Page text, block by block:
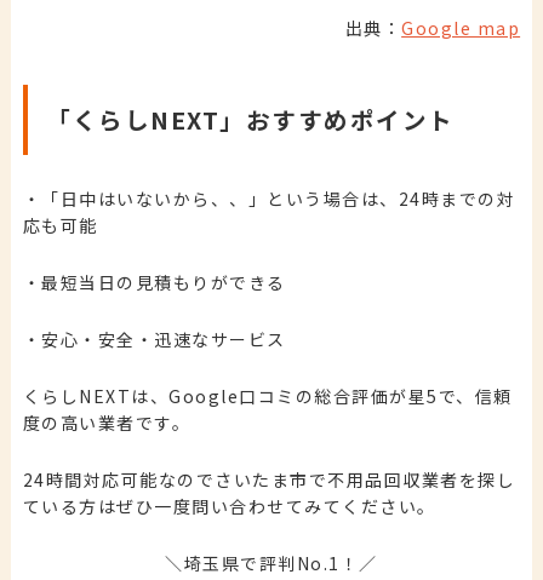
出典：Google map
「くらしNEXT」おすすめポイント
・「日中はいないから、、」という場合は、24時までの対
応も可能
・最短当日の見積もりができる
・安心・安全・迅速なサービス
くらしNEXTは、Google口コミの総合評価が星5で、信頼
度の高い業者です。
24時間対応可能なのでさいたま市で不用品回収業者を探し
ている方はぜひ一度問い合わせてみてください。
＼埼玉県で評判No.1！／